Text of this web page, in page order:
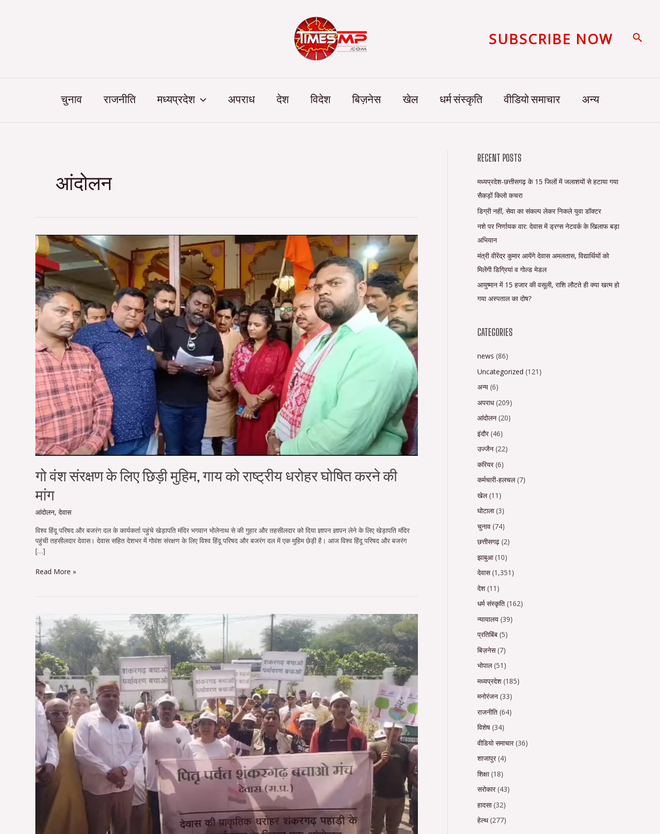
SUBSCRIBE NOW
चुनाव राजनीति मध्यप्रदेश अपराध देश विदेश बिज़नेस खेल धर्म संस्कृति वीडियो समाचार अन्य
आंदोलन
गो वंश संरक्षण के लिए छिड़ी मुहिम, गाय को राष्ट्रीय धरोहर घोषित करने की
मांग
आंदोलन, देवास
विश्व हिंदू परिषद और बजरंग दल के कार्यकर्ता पहुंचे खेड़ापति मंदिर भगवान भोलेनाथ से की गुहार और तहसीलदार को दिया ज्ञापन ज्ञापन लेने के लिए खेड़ापति मंदिर
पहुंची तहसीलदार देवास। देवास सहित देशभर में गोवंश संरक्षण के लिए विश्व हिंदू परिषद और बजरंग दल में एक मुहिम छेड़ी है। आज विश्व हिंदू परिषद और बजरंग
[…]
गो
वंश
संरक्षण
के
लिए
छिड़ी
मुहिम,
गाय
को
राष्ट्रीय
धरोहर
घोषित
करने
की
मांग
Read More »
शंकरगढ़
पहाड़ी
बचाने
के
लिए
लाम
बंद
हुए
लोग
RECENT POSTS
मध्यप्रदेश-छत्तीसगढ़ के 15 जिलों में जलाशयों से हटाया गया
सैकड़ों किलो कचरा
डिग्री नहीं, सेवा का संकल्प लेकर निकले युवा डॉक्टर
नशे पर निर्णायक वार: देवास में ड्रग्स नेटवर्क के खिलाफ बड़ा
अभियान
मंत्री वीरेंद्र कुमार आयेंगे देवास अमलतास, विद्यार्थियों को
मिलेंगी डिग्रियां व गोल्ड मेडल
आयुष्मान में 15 हजार की वसूली, राशि लौटते ही क्या खत्म हो
गया अस्पताल का दोष?
CATEGORIES
news (86)
Uncategorized (121)
अन्य (6)
अपराध(209)
आंदोलन (20)
इंदौर(46)
उज्जैन (22)
करियर(6)
कर्मचारी-हलचल(7)
खेल(11)
घोटाला(3)
चुनाव (74)
छत्तीसगढ़ (2)
झाबुआ(10)
देवास(1,351)
देश (11)
धर्म संस्कृति (162)
न्यायालय (39)
प्रतिबिंब (5)
बिज़नेस(7)
भोपाल(51)
मध्यप्रदेश (185)
मनोरंजन (33)
राजनीति (64)
विशेष (34)
वीडियो समाचार(36)
शाजापुर(4)
शिक्षा(18)
सरोकार(43)
हादसा(32)
हेल्थ(277)